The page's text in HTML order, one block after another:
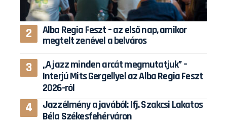
Alba Regia Feszt – az első nap, amikor
megtelt zenével a belváros
„A jazz minden arcát megmutatjuk” –
Interjú Mits Gergellyel az Alba Regia Feszt
2026-ról
Jazzélmény a javából: Ifj. Szakcsi Lakatos
Béla Székesfehérváron